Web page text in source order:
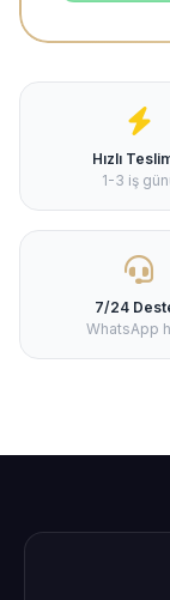
Hızlı
1-3 iş
7/24
WhatsApp